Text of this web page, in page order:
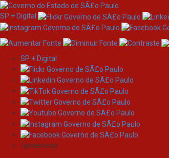
Skip
navigation
SP + Digital
SP + Digital
/governosp Search